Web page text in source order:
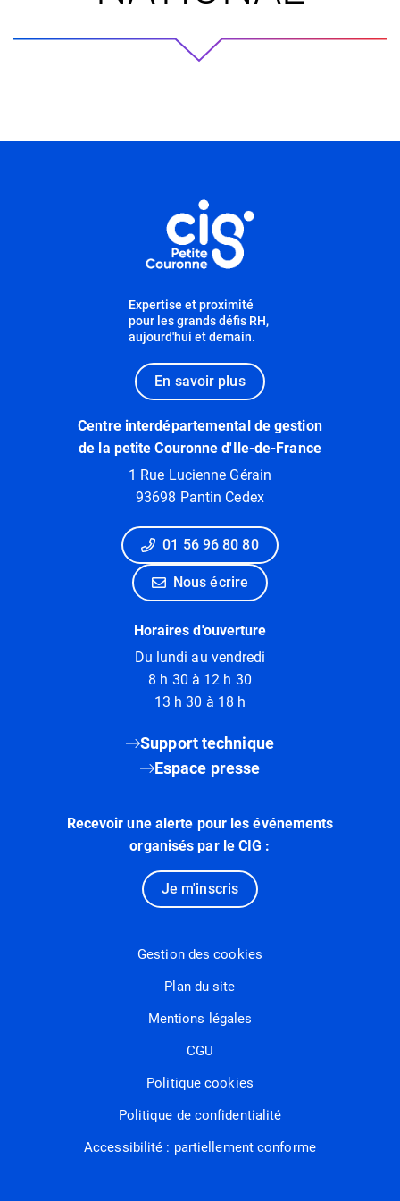
Expertise et proximité
pour les grands défis RH,
aujourd'hui et demain.
En savoir plus
Centre interdépartemental de gestion
de la petite Couronne d'Ile-de-France
1 Rue Lucienne Gérain
93698 Pantin Cedex
01 56 96 80 80
Nous écrire
Horaires d'ouverture
Du lundi au vendredi
8 h 30 à 12 h 30
13 h 30 à 18 h
Support technique
Espace presse
Recevoir une alerte pour les événements
organisés par le CIG :
Je m'inscris
Gestion des cookies
Plan du site
Mentions légales
CGU
Politique cookies
Politique de confidentialité
Accessibilité : partiellement conforme